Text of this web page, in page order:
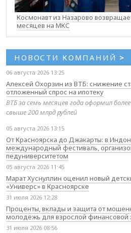
Космонавт из Назарово
месяцев на МКС
НОВОСТИ КОМПАНИЙ >
06 августа 2026 13:25
Алексей Охорзин из ВТБ: снижение
отложенный спрос на ипотеку
ВТБ за семь месяцев года оформил
свыше 200 млрд рублей
05 августа 2026 13:15
От Красноярска до Джакарты: в
международный фестиваль,
педуниверситетом
05 августа 2026 11:45
Марат Хуснуллин оценил новый
«Универс» в Красноярске
31 июля 2026 12:28
Проценты, вклады и защита от
молодёжь для взрослой финансовой
31 июля 2026 08:56